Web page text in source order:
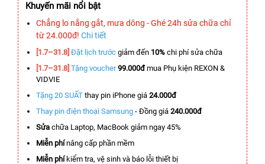
Khuyến mãi nổi bật
Chẳng lo nắng gắt, mưa dông - Ghé 24h sửa chữa chỉ
từ 24.000đ! Chi tiết
[1.7–31.8] Đặt lịch trước giảm đến 10% chi phí sửa chữa
[1.7–31.8] Tặng voucher 99.000đmua Phụ kiện REXON &
VIDVIE
Tặng 20 SUẤT thay pin iPhone giá 24.000đ
Thay pin điện thoại Samsung - Đồng giá 240.000đ
Sửa chữa Laptop, MacBook giảm ngay 45%
Miễn phínâng cấp phần mềm
Miễn phíkiểm tra, vệ sinh và báo lỗi thiết bị